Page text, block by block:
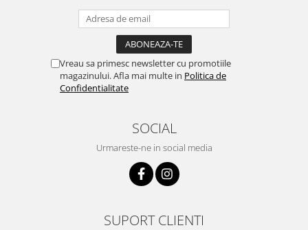
Vreau sa primesc newsletter cu promotiile
magazinului. Afla mai multe in Politica de
Confidentialitate
SOCIAL
Urmareste-ne in social media
SUPORT CLIENTI